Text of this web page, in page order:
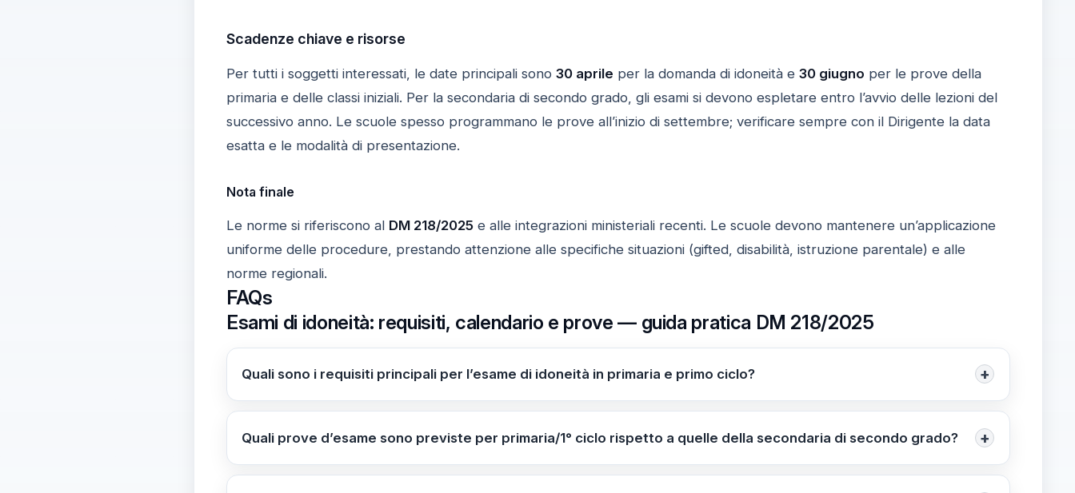
Scadenze chiave e risorse
Per tutti i soggetti interessati, le date principali sono 30 aprile per la domanda di idoneità e 30 giugno per le prove della
primaria e delle classi iniziali. Per la secondaria di secondo grado, gli esami si devono espletare entro l’avvio delle lezioni del
successivo anno. Le scuole spesso programmano le prove all’inizio di settembre; verificare sempre con il Dirigente la data
esatta e le modalità di presentazione.
Nota finale
Le norme si riferiscono al DM 218/2025e alle integrazioni ministeriali recenti. Le scuole devono mantenere un’applicazione
uniforme delle procedure, prestando attenzione alle specifiche situazioni (gifted, disabilità, istruzione parentale) e alle
norme regionali.
FAQs
Esami di idoneità: requisiti, calendario e prove — guida pratica DM 218/2025
Quali sono i requisiti principali per l’esame di idoneità in primaria e primo ciclo? +
Età di accesso all’esame: 6 – 12 anni, in funzione dell’anno di corso. Termine di presentazione della domanda:
Quali prove d’esame sono previste per primaria/1° ciclo rispetto a quelle della secondaria di secondo grado? +
Primaria/1° ciclo: prova scritta di competenze linguistiche e logico-matematiche, più colloquio. Secondaria di secondo